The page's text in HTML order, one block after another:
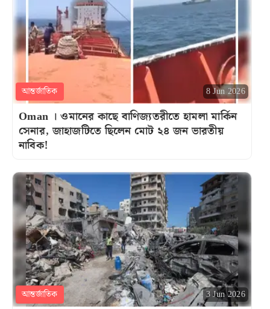
আন্তর্জাতিক 8 Jun 2026
Oman । ওমানের কাছে বাণিজ্যতরীতে হামলা মার্কিন
সেনার, জাহাজটিতে ছিলেন মোট ২৪ জন ভারতীয়
নাবিক!
আন্তর্জাতিক 3 Jun 2026